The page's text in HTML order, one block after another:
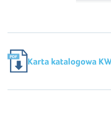
Karta katalogowa